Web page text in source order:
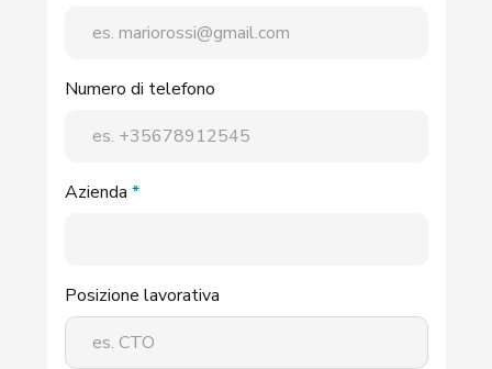
Numero di telefono
Azienda *
Posizione lavorativa